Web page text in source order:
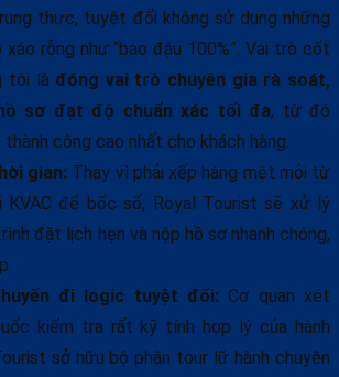
thực, tuyệt đối không sử dụng những
xáo rỗng như “bao đậu 100%”. Vai trò cốt
tôi là đóng vai trò chuyên gia rà soát,
sơ đạt độ chuẩn xác tối đa, từ đó
công cao nhất cho khách hàng.
gian: Thay vì phải xếp hàng mệt mỏi từ
KVAC để bốc số, Royal Tourist sẽ xử lý
đặt lịch hẹn và nộp hồ sơ nhanh chóng,
đi logic tuyệt đối: Cơ quan xét
kiểm tra rất kỹ tính hợp lý của hành
sở hữu bộ phận tour lữ hành chuyên